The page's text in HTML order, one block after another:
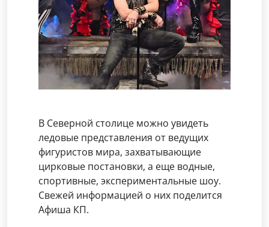
В Северной столице можно увидеть
ледовые представления от ведущих
фигуристов мира, захватывающие
цирковые постановки, а еще водные,
спортивные, экспериментальные шоу.
Свежей информацией о них поделится
Афиша КП.